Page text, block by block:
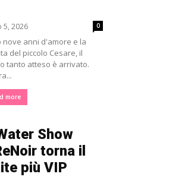
5, 2026 0
nove anni d'amore e la
del piccolo Cesare, il
tanto atteso è arrivato.
more
Show
torna il
più VIP